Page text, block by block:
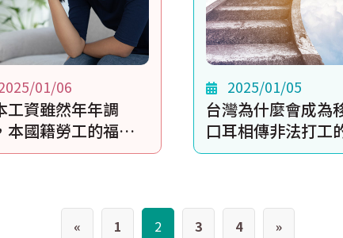
01/06
工資雖然年年調
本國籍勞工的福利
比外籍移工還不
2025/01/05
台灣為什麼會成為
口耳相傳非法打工
堂
« 1 2 3 4 »